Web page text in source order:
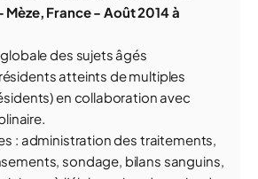
France - Août 2014 à
des sujets âgés
atteints de multiples
en collaboration avec
: administration des traitements,
sondage, bilans sanguins,